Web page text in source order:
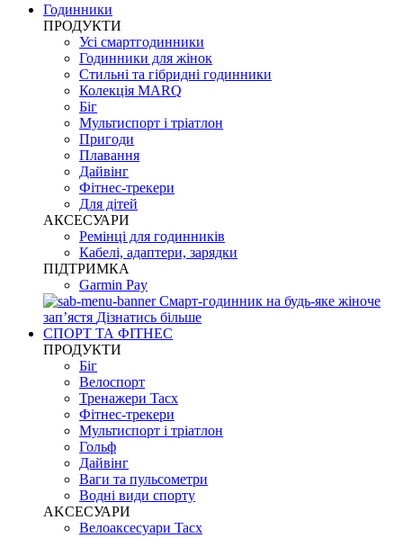
Годинники
ПРОДУКТИ
Усі смартгодинники
Годинники для жінок
Стильні та гібридні годинники
Колекція MARQ
Біг
Мультиспорт і тріатлон
Пригоди
Плавання
Дайвінг
Фітнес-трекери
Для дітей
АКСЕСУАРИ
Ремінці для годинників
Кабелі, адаптери, зарядки
ПІДТРИМКА
Garmin Pay
Смарт-годинник на будь-яке жіноче
запʼястя Дізнатись більше
СПОРТ ТА ФІТНЕС
ПРОДУКТИ
Біг
Велоспорт
Тренажери Tacx
Фітнес-трекери
Мультиспорт і тріатлон
Гольф
Дайвінг
Ваги та пульсометри
Водні види спорту
AKCЕСУАРИ
Велоаксесуари Tacx